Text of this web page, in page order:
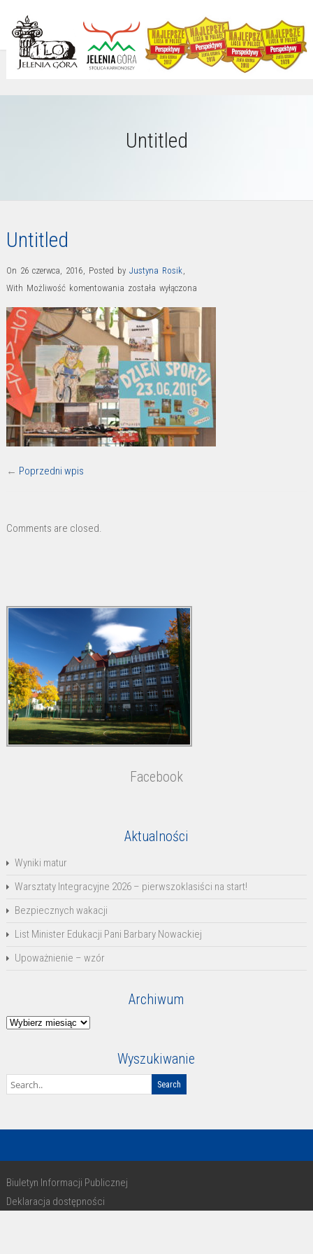
Untitled
Untitled
On 26 czerwca, 2016, Posted by Justyna Rosik,
With Możliwość komentowania Untitled
została wyłączona
← Poprzedni wpis
Comments are closed.
Facebook
Aktualności
Wyniki matur
Warsztaty Integracyjne 2026 – pierwszoklasiści na start!
Bezpiecznych wakacji
List Minister Edukacji Pani Barbary Nowackiej
Upoważnienie – wzór
Archiwum
Archiwum
Wyszukiwanie
Biuletyn Informacji Publicznej
Deklaracja dostępności